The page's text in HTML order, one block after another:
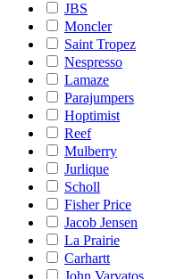
JBS
Moncler
Saint Tropez
Nespresso
Lamaze
Parajumpers
Hoptimist
Reef
Mulberry
Jurlique
Scholl
Fisher Price
Jacob Jensen
La Prairie
Carhartt
John Varvatos